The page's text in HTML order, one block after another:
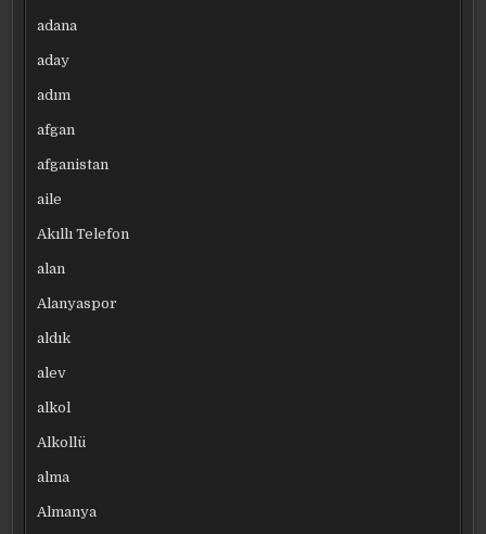
adana
aday
adım
afgan
afganistan
aile
Akıllı Telefon
alan
Alanyaspor
aldık
alev
alkol
Alkollü
alma
Almanya